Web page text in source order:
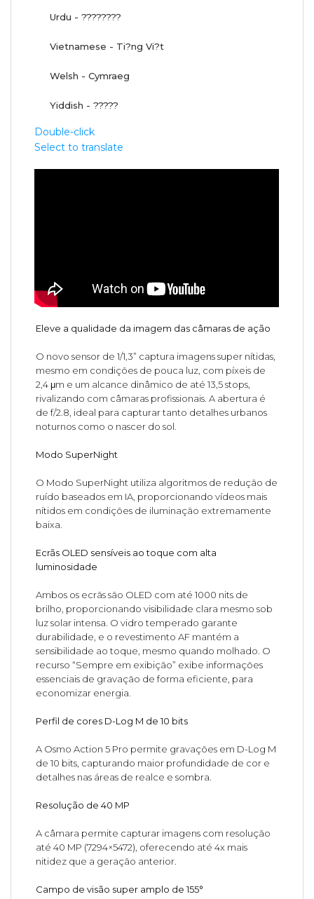
Urdu - ????????
Vietnamese - Ti?ng Vi?t
Welsh - Cymraeg
Yiddish - ?????
Double-click
Select to translate
Eleve a qualidade da imagem das câmaras de ação
O novo sensor de 1/1,3” captura imagens super nítidas,
mesmo em condições de pouca luz, com píxeis de
2,4 μm e um alcance dinâmico de até 13,5 stops,
rivalizando com câmaras profissionais. A abertura é
de f/2.8, ideal para capturar tanto detalhes urbanos
noturnos como o nascer do sol.
Modo SuperNight
O Modo SuperNight utiliza algoritmos de redução de
ruído baseados em IA, proporcionando vídeos mais
nítidos em condições de iluminação extremamente
baixa.
Ecrãs OLED sensíveis ao toque com alta
luminosidade
Ambos os ecrãs são OLED com até 1000 nits de
brilho, proporcionando visibilidade clara mesmo sob
luz solar intensa. O vidro temperado garante
durabilidade, e o revestimento AF mantém a
sensibilidade ao toque, mesmo quando molhado. O
recurso “Sempre em exibição” exibe informações
essenciais de gravação de forma eficiente, para
economizar energia.
Perfil de cores D-Log M de 10 bits
A Osmo Action 5 Pro permite gravações em D-Log M
de 10 bits, capturando maior profundidade de cor e
detalhes nas áreas de realce e sombra.
Resolução de 40 MP
A câmara permite capturar imagens com resolução
até 40 MP (7294×5472), oferecendo até 4x mais
nitidez que a geração anterior.
Campo de visão super amplo de 155°